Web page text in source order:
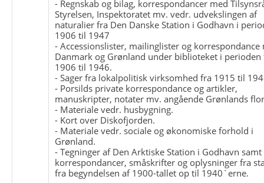
- Regnskab og bilag, korrespondancer med
Styrelsen, Inspektoratet mv. vedr. udvekslingen af
naturalier fra Den Danske Station i Godhavn i
1906 til 1947
- Accessionslister, mailinglister og korrespondance
Danmark og Grønland under biblioteket i perioden
1906 til 1946.
- Sager fra lokalpolitisk virksomhed fra 1915 til
- Porsilds private korrespondance og artikler,
manuskripter, notater mv. angående Grønlands
- Materiale vedr. husbygning.
- Kort over Diskofjorden.
- Materiale vedr. sociale og økonomiske forhold i
Grønland.
- Tegninger af Den Arktiske Station i Godhavn
korrespondancer, småskrifter og oplysninger fra
fra begyndelsen af 1900-tallet op til 1940`erne.